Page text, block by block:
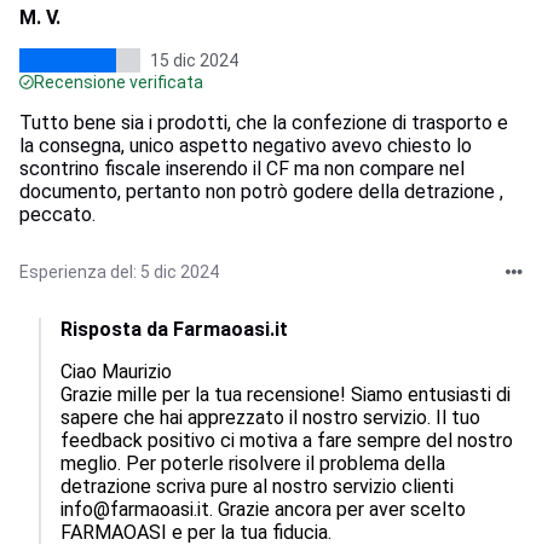
M. V.
15 dic 2024
Recensione verificata
Tutto bene sia i prodotti, che la confezione di trasporto e
la consegna, unico aspetto negativo avevo chiesto lo
scontrino fiscale inserendo il CF ma non compare nel
documento, pertanto non potrò godere della detrazione ,
peccato.
Esperienza del: 5 dic 2024
Risposta da Farmaoasi.it
Ciao Maurizio
Grazie mille per la tua recensione! Siamo entusiasti di
sapere che hai apprezzato il nostro servizio. Il tuo
feedback positivo ci motiva a fare sempre del nostro
meglio. Per poterle risolvere il problema della
detrazione scriva pure al nostro servizio clienti
info@farmaoasi.it. Grazie ancora per aver scelto
FARMAOASI e per la tua fiducia.